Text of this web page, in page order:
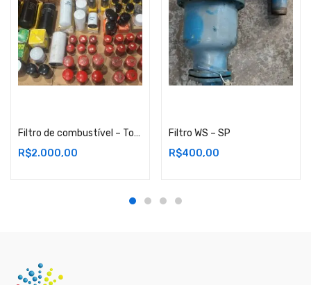
Filtro de combustível – Torre de Iluminação – SP
R$2.000,00
Filtro WS – SP
R$400,00